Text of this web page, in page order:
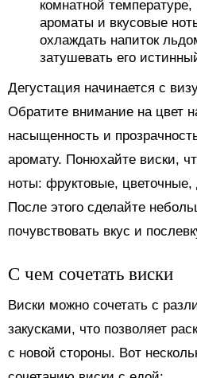
комнатной
ароматы и вкусовые
охлаждать напиток
затушевать его
Дегустация начинается с
Обратите внимание на цвет
насыщенность и
аромату. Понюхайте виски,
ноты: фруктовые,
После этого сделайте
почувствовать вкус и
С чем сочетать виски
Виски можно сочетать с
закусками, что позволяет
с новой стороны. Вот